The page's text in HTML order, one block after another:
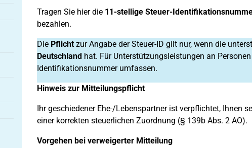
Tragen Sie hier die 11-stellige Steuer-
bezahlen.
Die Pflichtzur Angabe der Steuer-ID gilt nur, wenn die
Deutschlandhat. Für Unterstützungsleistungen an
Identifikationsnummer umfassen.
Hinweis zur Mitteilungspflicht
Ihr geschiedener Ehe-/Lebenspartner ist verpflichtet, Ihnen
einer korrekten steuerlichen Zuordnung (§ 139b Abs. 2 AO).
Vorgehen bei verweigerter Mitteilung